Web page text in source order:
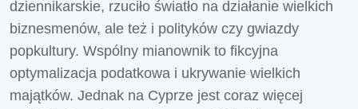
dziennikarskie, rzuciło światło na działanie wielkich
biznesmenów, ale też i polityków czy gwiazdy
popkultury. Wspólny mianownik to fikcyjna
optymalizacja podatkowa i ukrywanie wielkich
majątków. Jednak na Cyprze jest coraz więcej